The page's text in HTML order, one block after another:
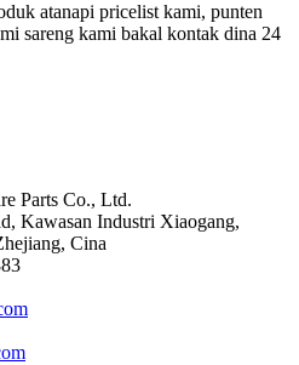
atanapi pricelist kami, punten
sareng kami bakal kontak dina 24
Parts Co., Ltd.
Kawasan Industri Xiaogang,
Cina